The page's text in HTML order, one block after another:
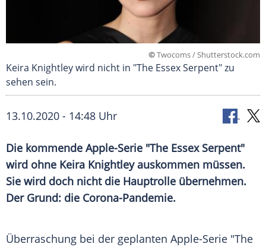
©Twocoms / Shutterstock.com
Keira Knightley wird nicht in "The Essex Serpent" zu
sehen sein.
13.10.2020 - 14:48 Uhr
Die kommende Apple-Serie "The EssexSerpent"
wird ohne Keira Knightleyauskommen müssen.
Sie wird doch nicht die Hauptrolle übernehmen.
Der Grund: die Corona-Pandemie.
Überraschung bei der geplanten Apple-Serie "The